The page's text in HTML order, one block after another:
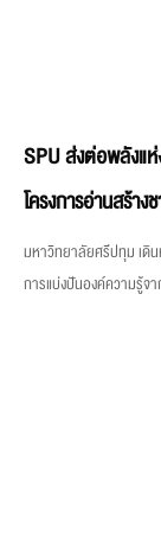
SPU ส่งต่อพลังแ
โครงการอ่านสร้า
มหาวิทยาลัยศรีปทุม เดิ
การแบ่งปันองค์ความรู้จ